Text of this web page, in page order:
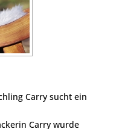
Carry sucht ein
Carry wurde